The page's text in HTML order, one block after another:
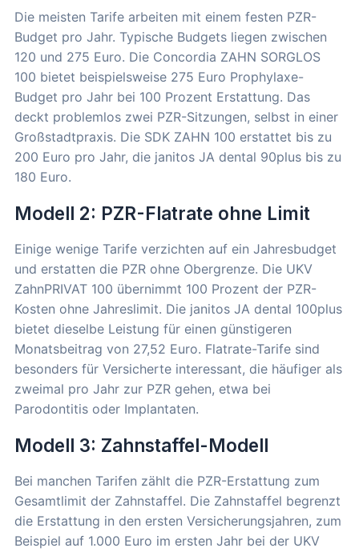
Die meisten Tarife arbeiten mit einem festen PZR-
Budget pro Jahr. Typische Budgets liegen zwischen
120 und 275 Euro. Die Concordia ZAHN SORGLOS
100 bietet beispielsweise 275 Euro Prophylaxe-
Budget pro Jahr bei 100 Prozent Erstattung. Das
deckt problemlos zwei PZR-Sitzungen, selbst in einer
Großstadtpraxis. Die SDK ZAHN 100 erstattet bis zu
200 Euro pro Jahr, die janitos JA dental 90plus bis zu
180 Euro.
Modell 2: PZR-Flatrate ohne Limit
Einige wenige Tarife verzichten auf ein Jahresbudget
und erstatten die PZR ohne Obergrenze. Die UKV
ZahnPRIVAT 100 übernimmt 100 Prozent der PZR-
Kosten ohne Jahreslimit. Die janitos JA dental 100plus
bietet dieselbe Leistung für einen günstigeren
Monatsbeitrag von 27,52 Euro. Flatrate-Tarife sind
besonders für Versicherte interessant, die häufiger als
zweimal pro Jahr zur PZR gehen, etwa bei
Parodontitis oder Implantaten.
Modell 3: Zahnstaffel-Modell
Bei manchen Tarifen zählt die PZR-Erstattung zum
Gesamtlimit der Zahnstaffel. Die Zahnstaffel begrenzt
die Erstattung in den ersten Versicherungsjahren, zum
Beispiel auf 1.000 Euro im ersten Jahr bei der UKV